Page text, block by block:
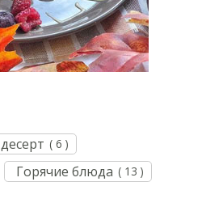
десерт ( 6 )
Горячие блюда ( 13 )